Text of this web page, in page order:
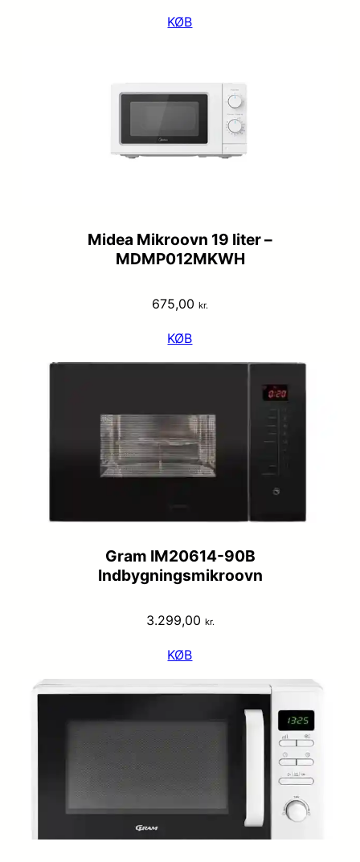
KØB
Midea Mikroovn 19 liter –
MDMP012MKWH
675,00 kr.
KØB
Gram IM20614-90B
Indbygningsmikroovn
3.299,00 kr.
KØB